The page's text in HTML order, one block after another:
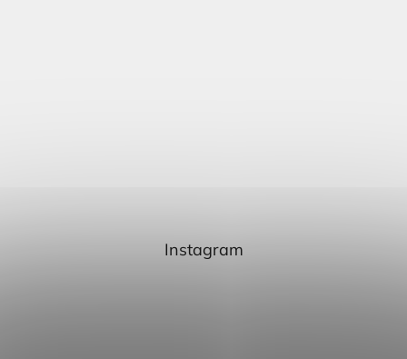
Instagram